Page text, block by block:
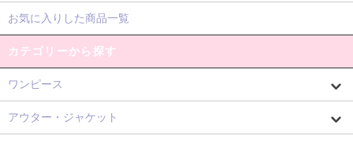
お気に入りした商品一覧
カテゴリーから探す
ワンピース
アウター・ジャケット